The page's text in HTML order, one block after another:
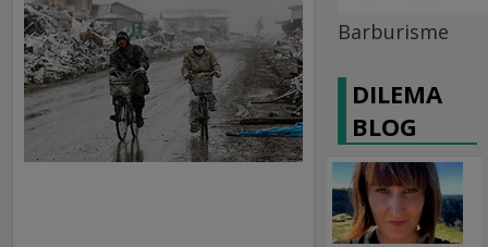
Barburisme
DILEMA
BLOG